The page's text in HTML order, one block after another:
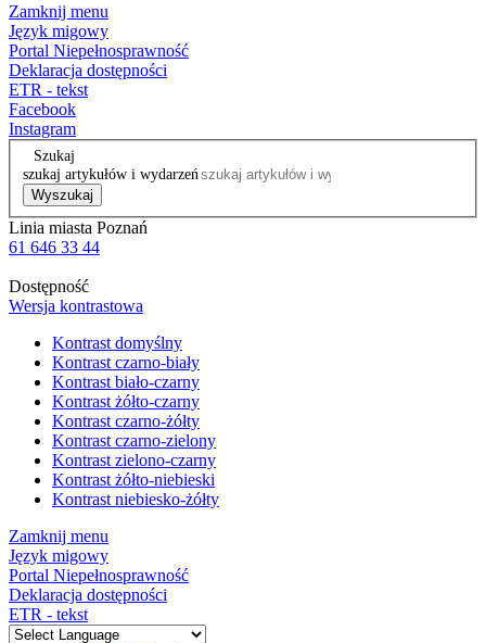
Zamknij menu
Język migowy
Portal Niepełnosprawność
Deklaracja dostępności
ETR - tekst
Facebook
Instagram
Szukaj
szukaj artykułów i wydarzeń
Wyszukaj
Linia miasta Poznań
61 646 33 44
Dostępność
Wersja kontrastowa
Kontrast domyślny
Kontrast czarno-biały
Kontrast biało-czarny
Kontrast żółto-czarny
Kontrast czarno-żółty
Kontrast czarno-zielony
Kontrast zielono-czarny
Kontrast żółto-niebieski
Kontrast niebiesko-żółty
Zamknij menu
Język migowy
Portal Niepełnosprawność
Deklaracja dostępności
ETR - tekst